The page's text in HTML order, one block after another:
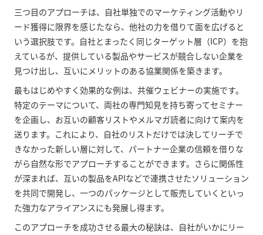
三つ目のアプローチは、自社単独でのマーケティング活動やリ
ード獲得に限界を感じたなら、他社の力を借りて面を広げると
いう選択肢です。自社とまったく同じターゲット層（ICP）を抱
えているが、提供している製品やサービスが競合しない企業を
見つけ出し、互いにメリットのある協業関係を築きます。
最もはじめやすく効果的な例は、共催ウェビナーの実施です。
特定のテーマについて、両社の専門知見を持ち寄ってセミナー
を企画し、お互いの顧客リストやメルマガ読者に向けて案内を
送ります。これにより、自社のリストだけでは決してリーチで
きなかった新しい層に対して、パートナー企業の信頼を借りな
がら自然な形でアプローチすることができます。さらに関係性
が深まれば、互いの製品をAPIなどで連携させたソリューション
を共同で開発し、一つのパッケージとして販売していくといっ
た強力なアライアンスにも発展し得ます。
このアプローチを成功させる最大の秘訣は、自社がいかにリー